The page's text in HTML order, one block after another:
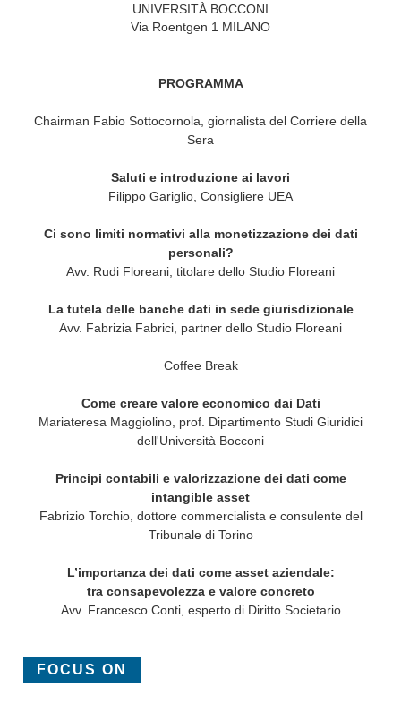
UNIVERSITÀ BOCCONI
Via Roentgen 1 MILANO
PROGRAMMA
Chairman Fabio Sottocornola, giornalista del Corriere della
Sera
Saluti e introduzione ai lavori
Filippo Gariglio, Consigliere UEA
Ci sono limiti normativi alla monetizzazione dei dati
personali?
Avv. Rudi Floreani, titolare dello Studio Floreani
La tutela delle banche dati in sede giurisdizionale
Avv. Fabrizia Fabrici, partner dello Studio Floreani
Coffee Break
Come creare valore economico dai Dati
Mariateresa Maggiolino, prof. Dipartimento Studi Giuridici
dell'Università Bocconi
Principi contabili e valorizzazione dei dati come
intangible asset
Fabrizio Torchio, dottore commercialista e consulente del
Tribunale di Torino
L’importanza dei dati come asset aziendale:
tra consapevolezza e valore concreto
Avv. Francesco Conti, esperto di Diritto Societario
FOCUS ON